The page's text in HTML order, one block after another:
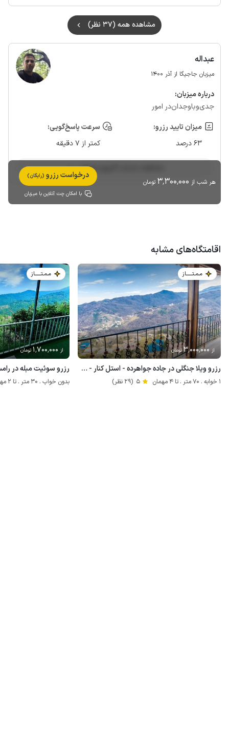
مشاهده همه (37 نظر)
عبداله
میزبان جاجیگا از آذر 1400
درباره‌ میزبان:
جدی‌وباوجدان‌در امور
میزان تایید رزرو:
63 درصد
سرعت پاسخ‌گویی:
کمتر از 7 دقیقه
مشاهده حساب کاربری میزبان
هر شب از 3٬300٬000 تومان
درخواست رزرو (رایگان)
با امکان چت آنلاین با میزبان
اقامتگاه‌های مشابه
مـمـتــــــاز
از 3٬000٬000تومان
رزرو ویلا جنگلی در جاده جواهرده - استل کنار - ط ۲
1 خوابه . 70 متر . تا 4 مهمان 5 (29 نظر)
مـمـتــــــاز
از 1٬700٬000 تومان
رزرو سوئیت مبله در
بدون خواب . 30 متر . تا 2 مهمان